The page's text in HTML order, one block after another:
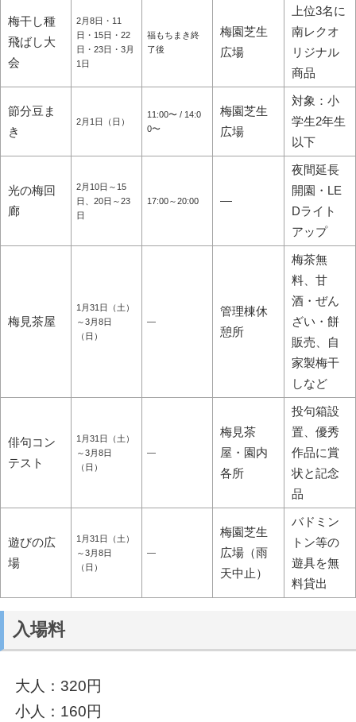
梅干し種
飛ばし大
会
2月8日・11
日・15日・22
日・23日・3月
1日
福もちまき終
了後
梅園芝生
広場
上位3名に
南レクオ
リジナル
商品
節分豆ま
き
2月1日（日）
11:00〜 / 14:0
0〜
梅園芝生
広場
対象：小
学生2年生
以下
光の梅回
廊
2月10日～15
日、20日～23
日
17:00～20:00 ―
夜間延長
開園・LE
Dライト
アップ
梅見茶屋
1月31日（土）
～3月8日
（日）
―
管理棟休
憩所
梅茶無
料、甘
酒・ぜん
ざい・餅
販売、自
家製梅干
しなど
俳句コン
テスト
1月31日（土）
～3月8日
（日）
―
梅見茶
屋・園内
各所
投句箱設
置、優秀
作品に賞
状と記念
品
遊びの広
場
1月31日（土）
～3月8日
（日）
―
梅園芝生
広場（雨
天中止）
バドミン
トン等の
遊具を無
料貸出
入場料
大人：320円
小人：160円